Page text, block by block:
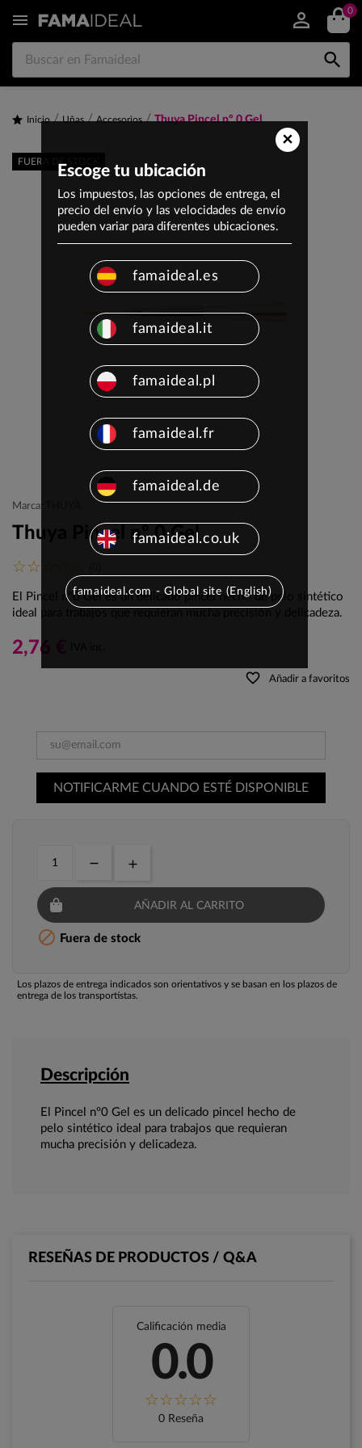
 0

FUERA DE STOCK
Inicio Uñas Accesorios Thuya Pincel nº 0 Gel
Marca: THUYA
Thuya Pincel nº 0 Gel
El Pincel nº0 Gel es un delicado pincel hecho de pelo sintético
ideal para trabajos que requieran mucha precisión y delicadeza.
2,76 €
favorite_border Añadir a favoritos
NOTIFICARME CUANDO ESTÉ DISPONIBLE
AÑADIR AL CARRITO
 Fuera de stock
Los plazos de entrega indicados son orientativos y se basan en los plazos de
entrega de los transportistas.
Descripción
El Pincel nº0 Gel es un delicado pincel hecho de
pelo sintético ideal para trabajos que requieran
mucha precisión y delicadeza.
RESEÑAS DE PRODUCTOS / Q&A
Calificación media
0.0
0 Reseña
×
Escoge tu ubicación
Los impuestos, las opciones de entrega, el
precio del envío y las velocidades de envío
pueden variar para diferentes ubicaciones.
famaideal.es
famaideal.it
famaideal.pl
famaideal.fr
famaideal.de
famaideal.co.uk
famaideal.com - Global site (English)